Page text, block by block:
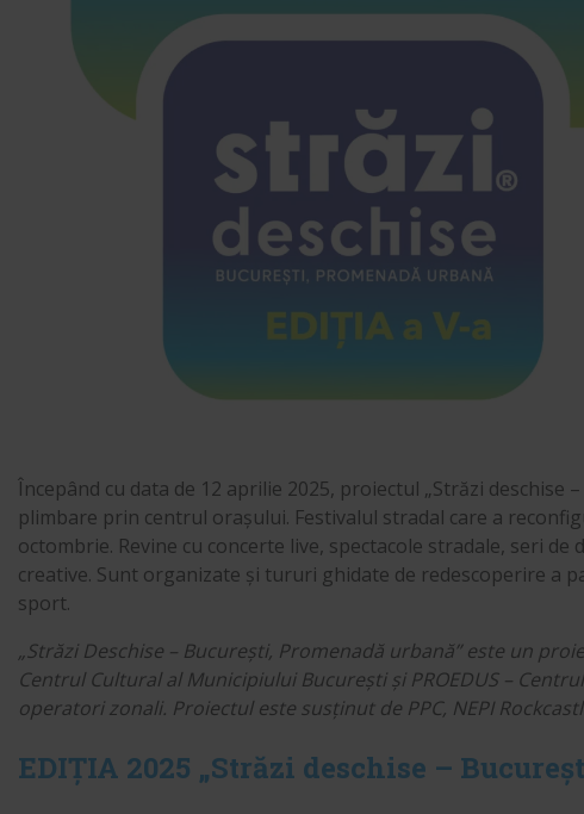
Începând cu data de 12 aprilie 2025, proiectul „Străzi
plimbare prin centrul orașului. Festivalul stradal care a
octombrie. Revine cu concerte live, spectacole stradale, seri
creative. Sunt organizate și tururi ghidate de redescoperire a
sport.
„Străzi Deschise – București, Promenadă urbană” este un
Centrul Cultural al Municipiului București și PROEDUS –
operatori zonali. Proiectul este susținut de PPC, NEPI
EDIȚIA 2025 „Străzi deschise –